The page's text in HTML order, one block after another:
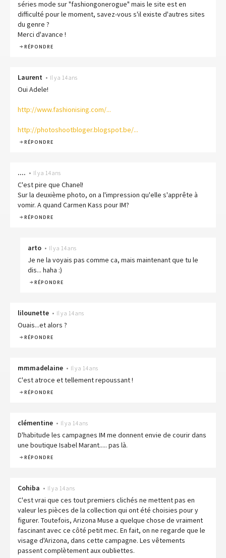
séries mode sur "fashiongonerogue" mais le site est en
difficulté pour le moment, savez-vous s'il existe d'autres sites
du genre ?
Merci d'avance !
RÉPONDRE
Laurent • Il y a 14 ans
Oui Adele!
http://www.fashionising.com/...
http://photoshootbloger.blogspot.be/...
RÉPONDRE
.... • Il y a 14 ans
C'est pire que Chanel!
Sur la deuxième photo, on a l'impression qu'elle s'apprête à
vomir. A quand Carmen Kass pour IM?
RÉPONDRE
arto • Il y a 14 ans
Je ne la voyais pas comme ca, mais maintenant que tu le
dis... haha :)
RÉPONDRE
lilounette • Il y a 14 ans
Ouais...et alors ?
RÉPONDRE
mmmadelaine • Il y a 14 ans
C'est atroce et tellement repoussant !
RÉPONDRE
clémentine • Il y a 14 ans
D'habitude les campagnes IM me donnent envie de courir dans
une boutique Isabel Marant..... pas là.
RÉPONDRE
Cohiba • Il y a 14 ans
C'est vrai que ces tout premiers clichés ne mettent pas en
valeur les pièces de la collection qui ont été choisies pour y
figurer. Toutefois, Arizona Muse a quelque chose de vraiment
fascinant avec ce côté petit mec. En fait, on ne regarde que le
visage d'Arizona, dans cette campagne. Les vêtements
passent complètement aux oubliettes.